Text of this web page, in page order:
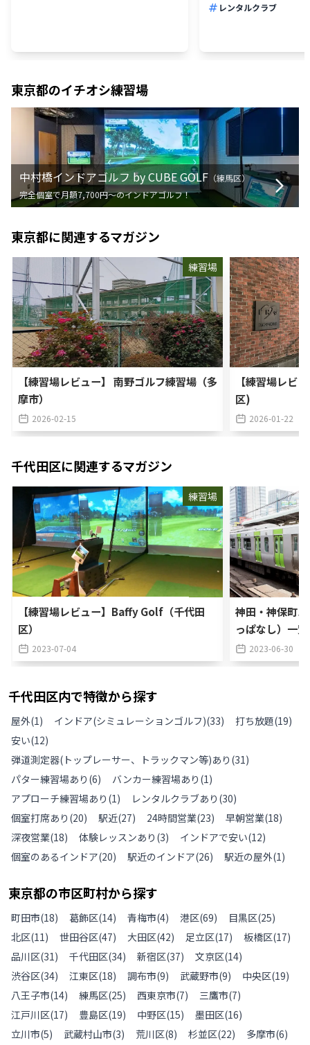
レンタルクラブ
東京都のイチオシ練習場
中村橋インドアゴルフ by CUBE GOLF （練馬区）
完全個室で月額7,700円〜のインドアゴルフ！
東京都に関連するマガジン
練習場
【練習場レビュー】 南野ゴルフ練習場（多
摩市）
2026-02-15
【練習場レビ
区)
2026-01-22
千代田区に関連するマガジン
練習場
【練習場レビュー】Baffy Golf（千代田
区）
2023-07-04
神田・神保町
っぱなし）一覧
2023-06-30
千代田区内で特徴から探す
屋外(1) インドア(シミュレーションゴルフ)(33) 打ち放題(19)
安い(12)
弾道測定器(トップレーサー、トラックマン等)あり (31)
パター練習場あり (6) バンカー練習場あり (1)
アプローチ練習場あり (1) レンタルクラブあり (30)
個室打席あり (20) 駅近(27) 24時間営業(23) 早朝営業(18)
深夜営業(18) 体験レッスンあり (3) インドアで安い(12)
個室のあるインドア(20) 駅近のインドア(26) 駅近の屋外(1)
東京都の市区町村から探す
町田市(18) 葛飾区(14) 青梅市(4) 港区(69) 目黒区(25)
北区(11) 世田谷区(47) 大田区(42) 足立区(17) 板橋区(17)
品川区(31) 千代田区(34) 新宿区(37) 文京区(14)
渋谷区(34) 江東区(18) 調布市(9) 武蔵野市(9) 中央区(19)
八王子市(14) 練馬区(25) 西東京市(7) 三鷹市(7)
江戸川区(17) 豊島区(19) 中野区(15) 墨田区(16)
立川市(5) 武蔵村山市(3) 荒川区(8) 杉並区(22) 多摩市(6)